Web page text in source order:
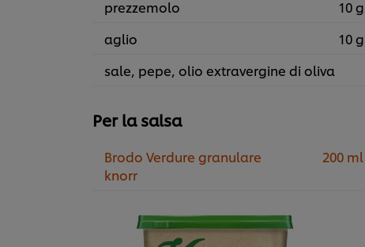
prezzemolo
10 g
aglio
10 g
sale, pepe, olio extravergine di oliva
Per la salsa
Brodo Verdure granulare
knorr
200 ml